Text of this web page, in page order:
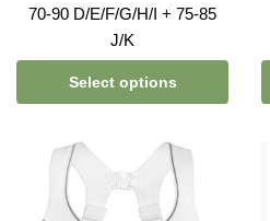
70-90 D/E/F/G/H/I + 75-85
J/K
Select options